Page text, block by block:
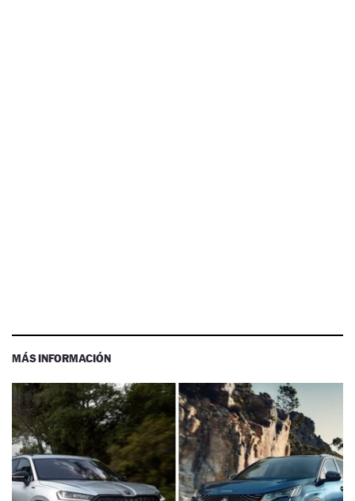
MÁS INFORMACIÓN